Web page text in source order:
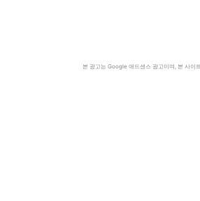
본 광고는 Google 애드센스 광고이며, 본 사이